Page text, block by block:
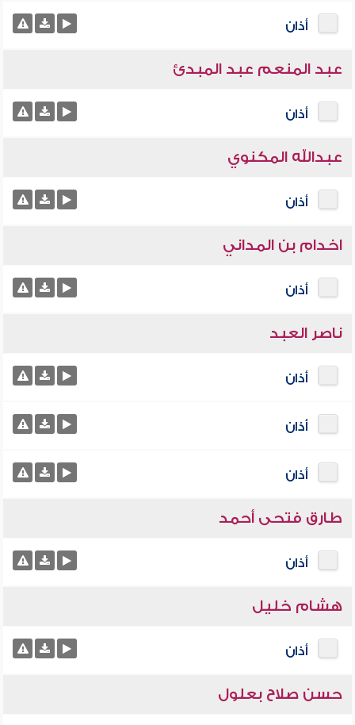
أذان
عبد المنعم عبد المبدئ
أذان
عبدالله المكنوي
أذان
اخدام بن المداني
أذان
ناصر العبد
أذان
أذان
أذان
طارق فتحى أحمد
أذان
هشام خليل
أذان
حسن صلاح بعلول